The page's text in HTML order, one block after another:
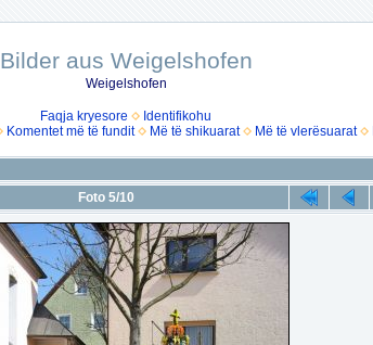
Bilder aus Weigelshofen
Weigelshofen
Faqja kryesore
Identifikohu
Komentet më të fundit Më të shikuarat Më të vlerësuarat
Foto 5/10